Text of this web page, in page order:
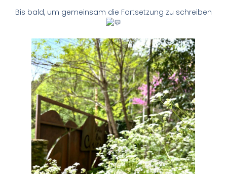
Bis bald, um gemeinsam die Fortsetzung zu schreiben